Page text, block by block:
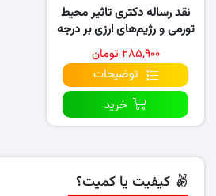
نقد رساله دکتری تاثیر محیط
تورمی و رژیم‌های ارزی بر درجه
عبور…
۲۸۵,۹۰۰ تومان
توضیحات
خرید
کیفیت یا کمیت؟